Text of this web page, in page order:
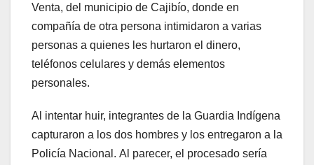
Venta, del municipio de Cajibío, donde en
compañía de otra persona intimidaron a varias
personas a quienes les hurtaron el dinero,
teléfonos celulares y demás elementos
personales.
Al intentar huir, integrantes de la Guardia Indígena
capturaron a los dos hombres y los entregaron a la
Policía Nacional. Al parecer, el procesado sería